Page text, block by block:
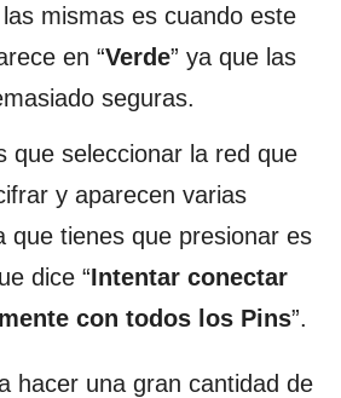
mismas es cuando este
en “Verde” ya que las
seguras.
que seleccionar la red que
y aparecen varias
que tienes que presionar es
dice “Intentar conectar
con todos los Pins”.
hacer una gran cantidad de